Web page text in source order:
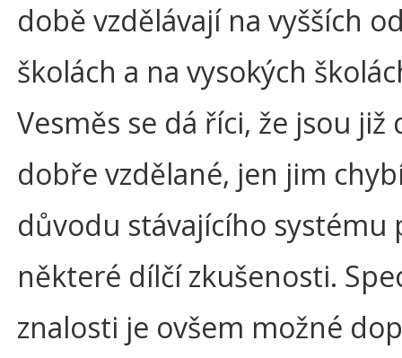
době vzdělávají na vyšších
školách a na vysokých
Vesměs se dá říci, že jsou již
dobře vzdělané, jen jim
důvodu stávajícího systému
některé dílčí zkušenosti.
znalosti je ovšem možné